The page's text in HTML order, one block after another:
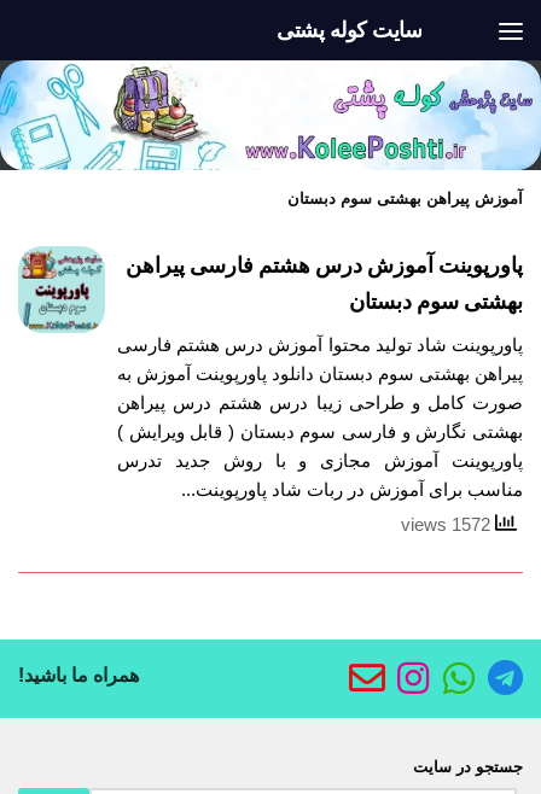
سایت کوله پشتی
آموزش پیراهن بهشتی سوم دبستان
پاورپوینت آموزش درس هشتم فارسی پیراهن
بهشتی سوم دبستان
پاورپوینت شاد تولید محتوا آموزش درس هشتم فارسی
پیراهن بهشتی سوم دبستان دانلود پاورپوینت آموزش به
صورت کامل و طراحی زیبا درس هشتم درس پیراهن
بهشتی نگارش و فارسی سوم دبستان ( قابل ویرایش )
پاورپوینت آموزش مجازی و با روش جدید تدرس
مناسب برای آموزش در ربات شاد پاورپوینت...
همراه ما باشید!
جستجو در سایت